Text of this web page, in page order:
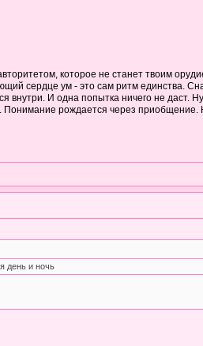
которое не станет твоим
сердце ум - это сам ритм единства.
внутри. И одна попытка ничего не даст.
Понимание рождается через
день и ночь